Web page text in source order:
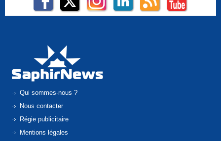
Qui sommes-nous ?
Nous contacter
Régie publicitaire
Mentions légales